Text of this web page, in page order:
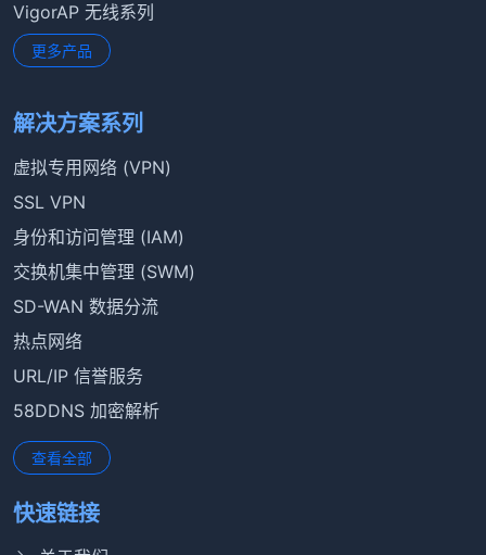
VigorAP 无线系列
更多产品
解决方案系列
虚拟专用网络 (VPN)
SSL VPN
身份和访问管理 (IAM)
交换机集中管理 (SWM)
SD-WAN 数据分流
热点网络
URL/IP 信誉服务
58DDNS 加密解析
查看全部
快速链接